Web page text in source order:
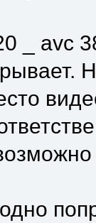
_ avc